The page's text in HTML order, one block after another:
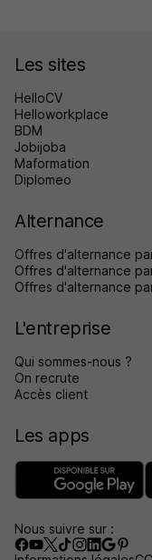
Les sites
HelloCV
Helloworkplace
BDM
Jobijoba
Maformation
Diplomeo
Alternance
Offres d'alternance
Offres d'alternance
Offres d'alternance
L'entreprise
Qui sommes-nous ?
On recrute
Accès client
Les apps
Nous suivre sur :